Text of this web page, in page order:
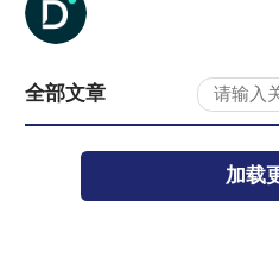
全部文章
加载